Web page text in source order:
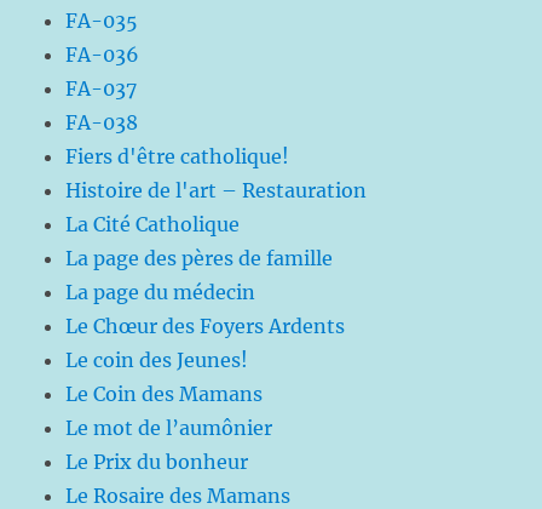
FA-035
FA-036
FA-037
FA-038
Fiers d'être catholique!
Histoire de l'art – Restauration
La Cité Catholique
La page des pères de famille
La page du médecin
Le Chœur des Foyers Ardents
Le coin des Jeunes!
Le Coin des Mamans
Le mot de l’aumônier
Le Prix du bonheur
Le Rosaire des Mamans